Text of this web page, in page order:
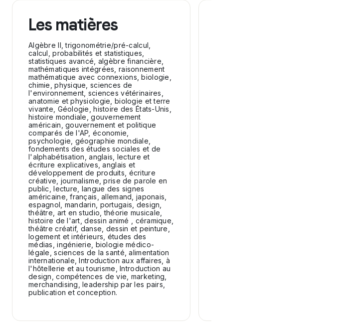
Les matières
Algèbre II, trigonométrie/pré-calcul,
calcul, probabilités et statistiques,
statistiques avancé, algèbre financière,
mathématiques intégrées, raisonnement
mathématique avec connexions, biologie,
chimie, physique, sciences de
l'environnement, sciences vétérinaires,
anatomie et physiologie, biologie et terre
vivante, Géologie, histoire des États-Unis,
histoire mondiale, gouvernement
américain, gouvernement et politique
comparés de l'AP, économie,
psychologie, géographie mondiale,
fondements des études sociales et de
l'alphabétisation, anglais, lecture et
écriture explicatives, anglais et
développement de produits, écriture
créative, journalisme, prise de parole en
public, lecture, langue des signes
américaine, français, allemand, japonais,
espagnol, mandarin, portugais, design,
théâtre, art en studio, théorie musicale,
histoire de l'art, dessin animé , céramique,
théâtre créatif, danse, dessin et peinture,
logement et intérieurs, études des
médias, ingénierie, biologie médico-
légale, sciences de la santé, alimentation
internationale, Introduction aux affaires, à
l'hôtellerie et au tourisme, Introduction au
design, compétences de vie, marketing,
merchandising, leadership par les pairs,
publication et conception.